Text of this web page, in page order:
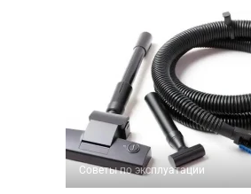
Советы по эксплуатации